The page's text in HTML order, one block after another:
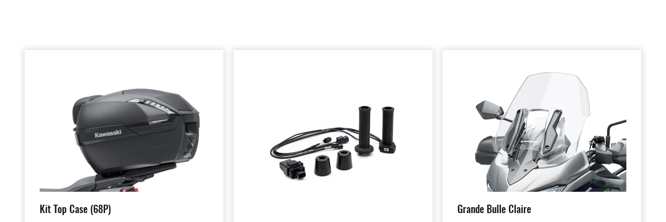
Kit Top Case (68P) Grande Bulle Claire